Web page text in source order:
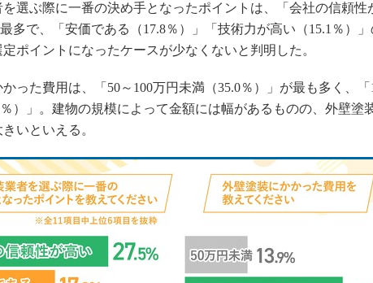
選ぶ際に一番の決め手となったポイントは、「会社の信頼性
最多で、「安価である（17.8％）」「技術力が高い（15.1％）
ポイントになったケースが少なくないと判明した。
った費用は、「50～100万円未満（35.0％）」が最も多く、「
）」。建物の規模によって金額には幅があるものの、外壁塗
いといえる。